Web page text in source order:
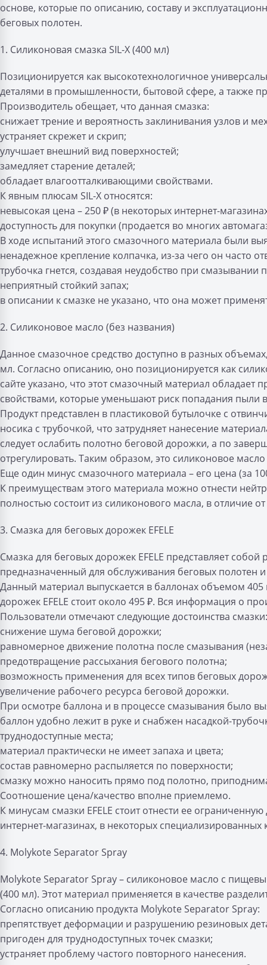
основе, которые по описанию, составу и
беговых полотен.
1. Силиконовая смазка SIL-X (400 мл)
Позиционируется как высокотехнологичное
деталями в промышленности, бытовой сфере, а также
Производитель обещает, что данная смазка:
снижает трение и вероятность заклинивания узлов и
устраняет скрежет и скрип;
улучшает внешний вид поверхностей;
замедляет старение деталей;
обладает влагоотталкивающими свойствами.
К явным плюсам SIL-X относятся:
невысокая цена – 250 ₽ (в некоторых интернет-
доступность для покупки (продается во многих
В ходе испытаний этого смазочного материала были
ненадежное крепление колпачка, из-за чего он часто
трубочка гнется, создавая неудобство при смазывании
неприятный стойкий запах;
в описании к смазке не указано, что она может
2. Силиконовое масло (без названия)
Данное смазочное средство доступно в разных
мл. Согласно описанию, оно позиционируется как
сайте указано, что этот смазочный материал обладает
свойствами, которые уменьшают риск попадания пыли
Продукт представлен в пластиковой бутылочке с
носика с трубочкой, что затрудняет нанесение
следует ослабить полотно беговой дорожки, а по
отрегулировать. Таким образом, это силиконовое
Еще один минус смазочного материала – его цена (за
К преимуществам этого материала можно отнести
полностью состоит из силиконового масла, в отличие
3. Смазка для беговых дорожек EFELE
Смазка для беговых дорожек EFELE представляет
предназначенный для обслуживания беговых
Данный материал выпускается в баллонах объемом 405
дорожек EFELE стоит около 495 ₽. Вся информация о
Пользователи отмечают следующие достоинства смазки:
снижение шума беговой дорожки;
равномерное движение полотна после смазывания
предотвращение рассыхания бегового полотна;
возможность применения для всех типов беговых
увеличение рабочего ресурса беговой дорожки.
При осмотре баллона и в процессе смазывания было
баллон удобно лежит в руке и снабжен насадкой-
труднодоступные места;
материал практически не имеет запаха и цвета;
состав равномерно распыляется по поверхности;
смазку можно наносить прямо под полотно,
Соотношение цена/качество вполне приемлемо.
К минусам смазки EFELE стоит отнести ее
интернет-магазинах, в некоторых
4. Molykote Separator Spray
Molykote Separator Spray – силиконовое масло с
(400 мл). Этот материал применяется в качестве
Согласно описанию продукта Molykote Separator Spray:
препятствует деформации и разрушению резиновых
пригоден для труднодоступных точек смазки;
устраняет проблему частого повторного нанесения.